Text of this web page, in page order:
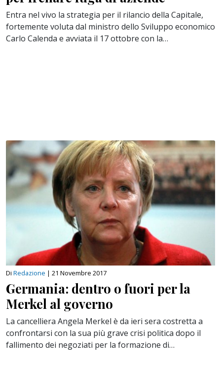
Entra nel vivo la strategia per il rilancio della Capitale,
fortemente voluta dal ministro dello Sviluppo economico
Carlo Calenda e avviata il 17 ottobre con la…
Di Redazione | 21 Novembre 2017
Germania: dentro o fuori per la
Merkel al governo
La cancelliera Angela Merkel è da ieri sera costretta a
confrontarsi con la sua più grave crisi politica dopo il
fallimento dei negoziati per la formazione di…